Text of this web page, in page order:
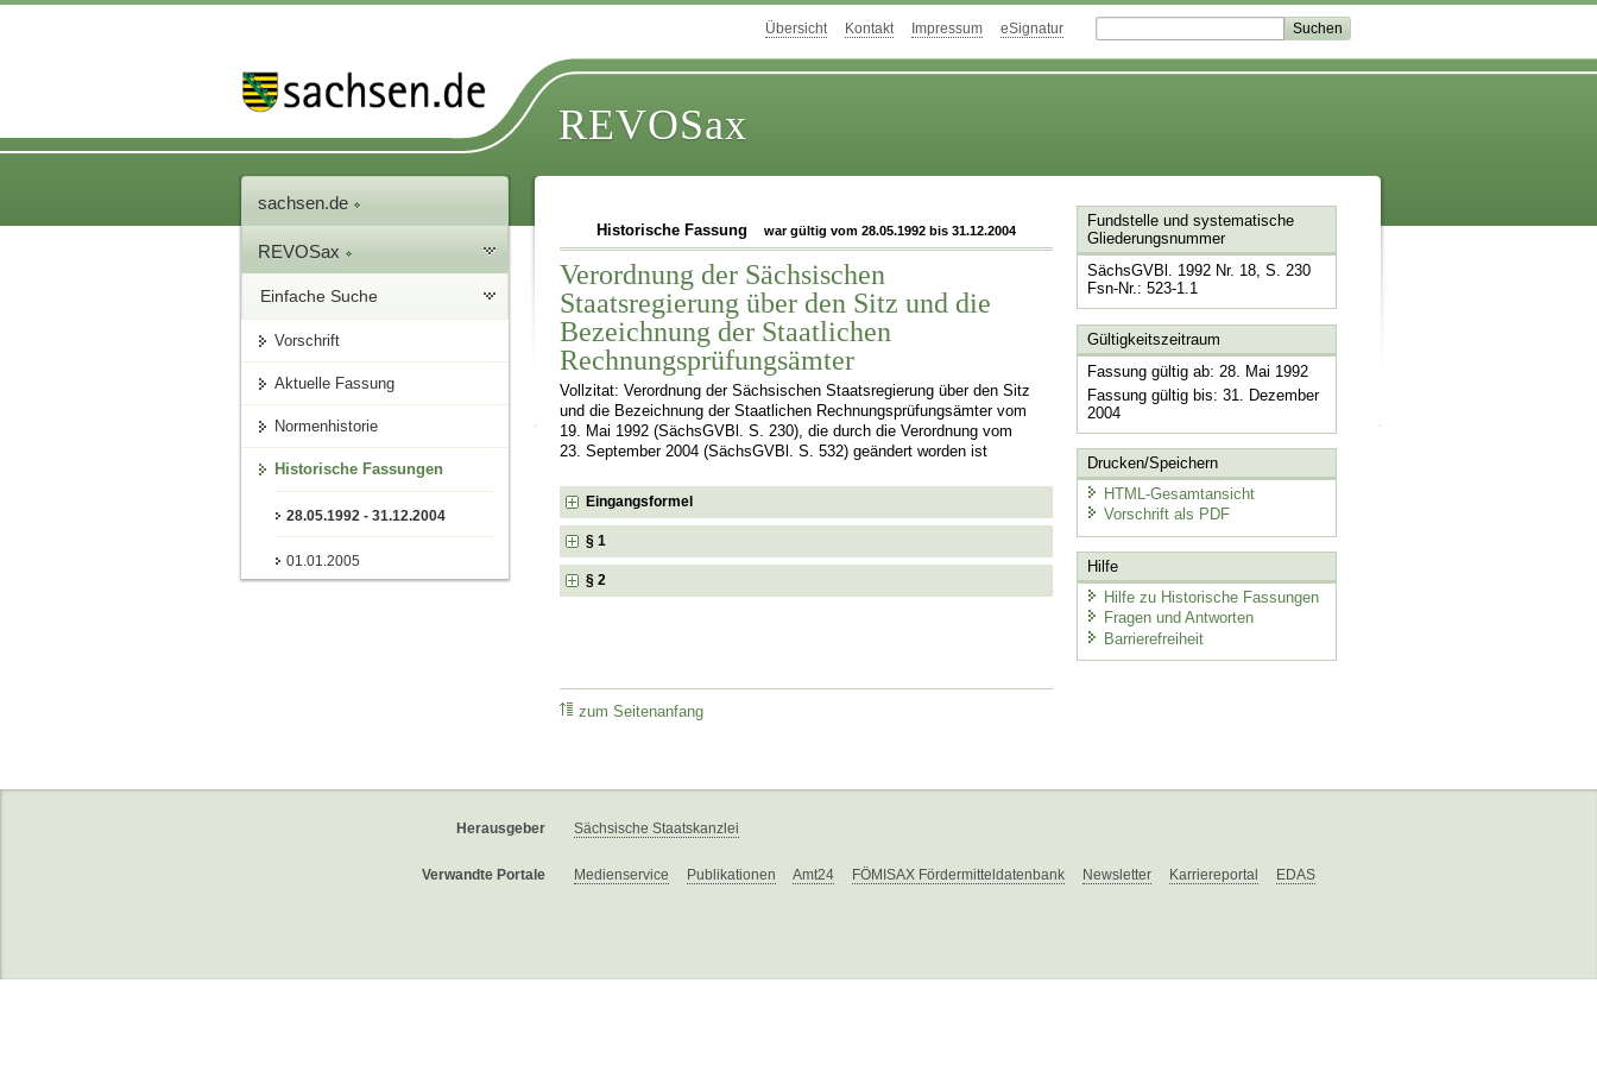
Übersicht Kontakt Impressum eSignatur
REVOSax
sachsen.de
REVOSax
Einfache Suche
Vorschrift
Aktuelle Fassung
Normenhistorie
Historische Fassungen
28.05.1992 - 31.12.2004
01.01.2005
Historische Fassung war gültig vom 28.05.1992 bis 31.12.2004
Verordnung der Sächsischen
Staatsregierung über den Sitz und die
Bezeichnung der Staatlichen
Rechnungsprüfungsämter
Vollzitat: Verordnung der Sächsischen Staatsregierung über den Sitz
und die Bezeichnung der Staatlichen Rechnungsprüfungsämter vom
19. Mai 1992 (SächsGVBl. S. 230), die durch die Verordnung vom
23. September 2004 (SächsGVBl. S. 532) geändert worden ist
Eingangsformel
§ 1
§ 2
zum Seitenanfang
Fundstelle und systematische
Gliederungsnummer
SächsGVBl. 1992 Nr. 18, S. 230
Fsn-Nr.: 523-1.1
Gültigkeitszeitraum
Fassung gültig ab: 28. Mai 1992
Fassung gültig bis: 31. Dezember
2004
Drucken/Speichern
HTML-Gesamtansicht
Vorschrift als PDF
Hilfe
Hilfe zu Historische Fassungen
Fragen und Antworten
Barrierefreiheit
Herausgeber Sächsische Staatskanzlei
Verwandte Portale Medienservice Publikationen Amt24 FÖMISAX Fördermitteldatenbank Newsletter Karriereportal EDAS